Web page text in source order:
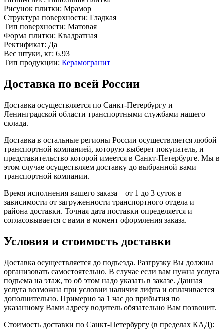
Рисунок плитки: Мрамор
Структура поверхности: Гладкая
Тип поверхности: Матовая
Форма плитки: Квадратная
Ректификат: Да
Вес штуки, кг: 6.93
Тип продукции: Керамогранит
Доставка по всей России
Доставка осуществляется по Санкт-Петербургу и
Ленинградской области транспортными службами нашего
склада.
Доставка в остальные регионы России осуществляется любой
транспортной компанией, которую выберет покупатель, и
представительство которой имеется в Санкт-Петербурге. Мы в
этом случае осуществляем доставку до выбранной вами
транспортной компании.
Время исполнения вашего заказа – от 1 до 3 суток в
зависимости от загруженности транспортного отдела и
района доставки. Точная дата поставки определяется и
согласовывается с вами в момент оформления заказа.
Условия и стоимость доставки
Доставка осуществляется до подъезда. Разгрузку Вы должны
организовать самостоятельно. В случае если вам нужна услуга
подъема на этаж, то об этом надо указать в заказе. Данная
услуга возможна при условии наличия лифта и оплачивается
дополнительно. Примерно за 1 час до прибытия по
указанному Вами адресу водитель обязательно Вам позвонит.
Стоимость доставки по Санкт-Петербургу (в пределах КАД):